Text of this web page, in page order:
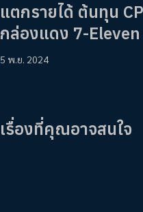
แตกรายได้ ต้นทุน
กล่องแดง 7-
5 พ.ย. 2024
เรื่องที่คุณอาจสนใจ